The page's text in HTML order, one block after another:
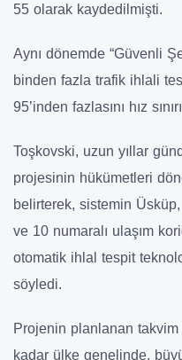
55 olarak kaydedilmişti.
Aynı dönemde “Güvenli
binden fazla trafik ihlali
95’inden fazlasını hız
Toşkovski, uzun yıllar
projesinin hükümetleri
belirterek, sistemin
ve 10 numaralı ulaşım
otomatik ihlal tespit
söyledi.
Projenin planlanan takvim
kadar ülke genelinde,